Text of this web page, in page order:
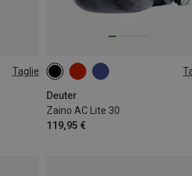
Taglie
Deuter
Zaino AC Lite 30
119,95 €
30L